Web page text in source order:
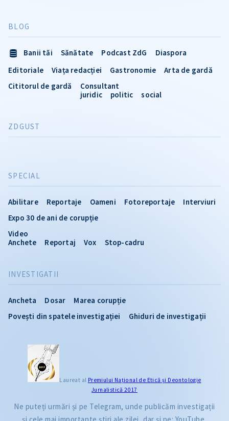
INVESTIGATII
Ancheta Dosar
Marea corupție
Povești din spatele investigației
Ghiduri de investigații
SPECIAL
Abilitare Reportaje Oameni Fotoreportaje
Interviuri
Expo 30 de ani de corupție
Video
Anchete
Reportaj Vox Stop-cadru
BLOG
Banii tăi Sănătate Podcast ZdG
Diaspora
Editoriale
Viața redacției Gastronomie
Arta de gardă
Cititorul de gardă
Consultant
juridic
politic social
ZDGUST
Laureat al Premiului Naţional de Etică și Deontologie
Jurnalistică 2017
Ne puteți urmări și pe Telegram, unde publicăm investigații
CITEȘTE